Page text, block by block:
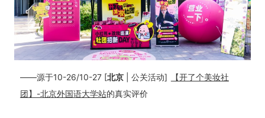
——源于10-26/10-27 [北京| 公关活动]
【开了个美妆社
团】-北京外国语大学站的真实评价